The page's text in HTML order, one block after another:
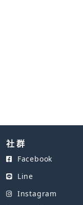
社 群
Facebook
Line
Instagram